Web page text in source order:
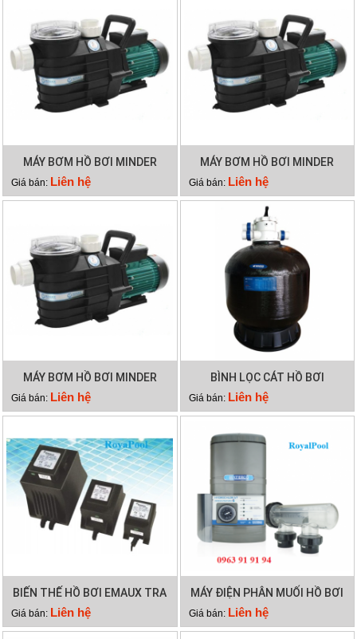
MÁY BƠM HỒ BƠI MINDER
MXB300
Giá bán: Liên hệ
MÁY BƠM HỒ BƠI MINDER
MXB250
Giá bán: Liên hệ
MÁY BƠM HỒ BƠI MINDER
MXB100
Giá bán: Liên hệ
BÌNH LỌC CÁT HỒ BƠI
MINDER M36
Giá bán: Liên hệ
BIẾN THẾ HỒ BƠI EMAUX TRA
300VA
Giá bán: Liên hệ
MÁY ĐIỆN PHÂN MUỐI HỒ BƠI
WATERCO HYDROCHLOR MK3
ST 2000
Giá bán: Liên hệ